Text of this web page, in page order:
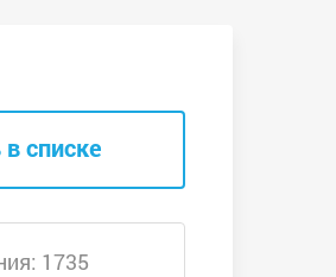
списке
1735